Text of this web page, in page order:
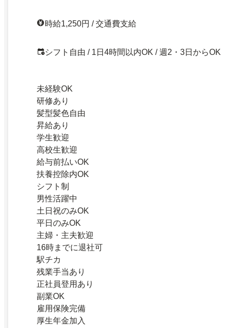
時給1,250円 / 交通費支給
シフト自由 / 1日4時間以内OK / 週2・3日からOK
未経験OK
研修あり
髪型髪色自由
昇給あり
学生歓迎
高校生歓迎
給与前払いOK
扶養控除内OK
シフト制
男性活躍中
土日祝のみOK
平日のみOK
主婦・主夫歓迎
16時までに退社可
駅チカ
残業手当あり
正社員登用あり
副業OK
雇用保険完備
厚生年金加入